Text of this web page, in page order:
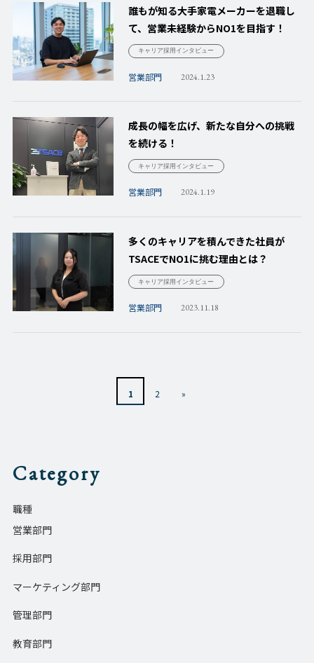
誰もが知る大手家電メーカーを退職し
て、営業未経験からNO1を目指す！
キャリア採用インタビュー
営業部門 2024.1.23
成長の幅を広げ、新たな自分への挑戦
を続ける！
キャリア採用インタビュー
営業部門 2024.1.19
多くのキャリアを積んできた社員が
TSACEでNO1に挑む理由とは？
キャリア採用インタビュー
営業部門 2023.11.18
1 2 »
Category
職種
営業部門
採用部門
マーケティング部門
管理部門
教育部門